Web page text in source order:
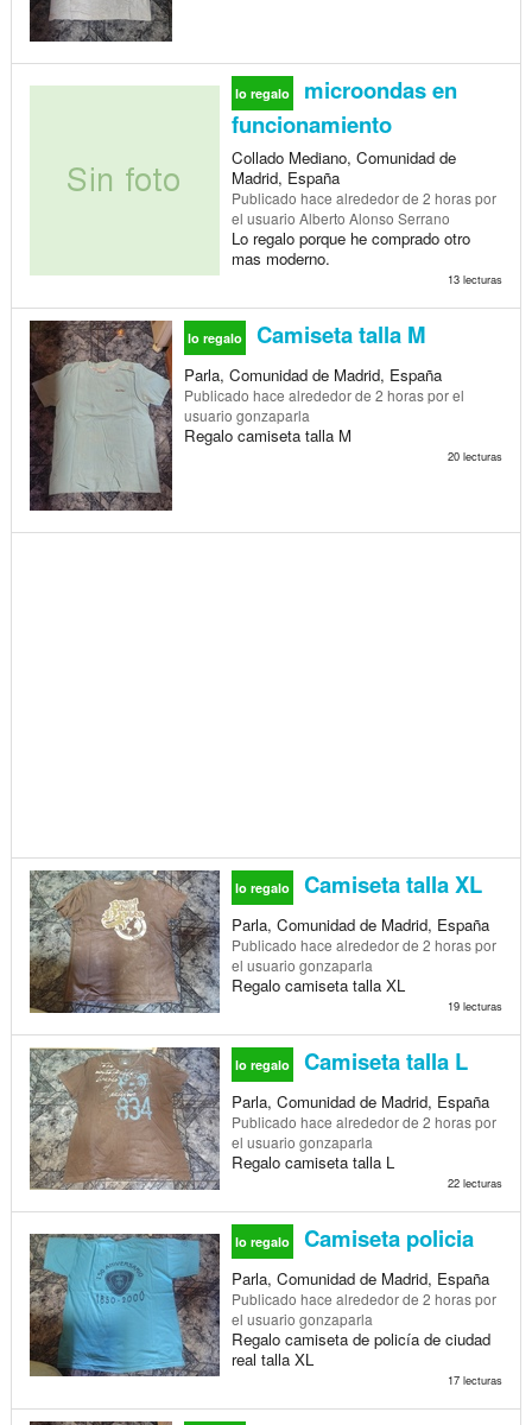
lo regalo
microondas en
funcionamiento
Collado Mediano, Comunidad de
Madrid, España
Publicado hace alrededor de 2 horaspor
el usuario Alberto Alonso Serrano
Lo regalo porque he comprado otro
mas moderno.
13 lecturas
lo regalo Camiseta talla M
Parla, Comunidad de Madrid, España
Publicado hace alrededor de 2 horaspor el
usuario gonzaparla
Regalo camiseta talla M
20 lecturas
lo regalo Camiseta talla XL
Parla, Comunidad de Madrid, España
Publicado hace alrededor de 2 horaspor
el usuario gonzaparla
Regalo camiseta talla XL
19 lecturas
lo regalo Camiseta talla L
Parla, Comunidad de Madrid, España
Publicado hace alrededor de 2 horaspor
el usuario gonzaparla
Regalo camiseta talla L
22 lecturas
lo regalo Camiseta policia
Parla, Comunidad de Madrid, España
Publicado hace alrededor de 2 horaspor
el usuario gonzaparla
Regalo camiseta de policía de ciudad
real talla XL
17 lecturas